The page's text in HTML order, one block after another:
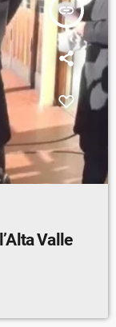
insert_link
Valle